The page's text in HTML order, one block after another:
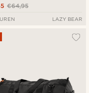
€64,95
LAZY BEAR